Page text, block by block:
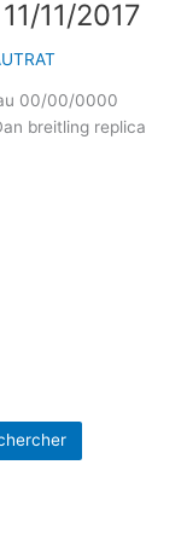
11/2017
au 00/00/0000
breitling replica